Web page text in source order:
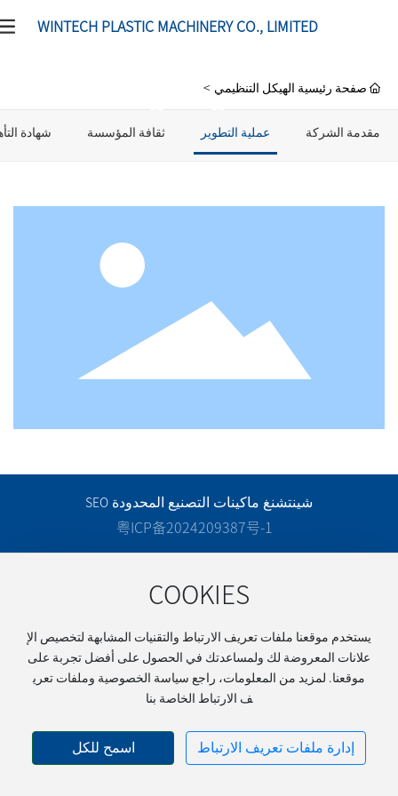
WINTECH PLASTIC MACHINERY CO., LIMITED
عن نحن صفحة رئيسية الهيكل التنظيمي
مقدمة الشركة عملية التطوير ثقافة المؤسسة شهادة
شينتشنغ ماكينات التصنيع المحدودة SEO
粤ICP备2024209387号-1
COOKIES
يستخدم موقعنا ملفات تعريف الارتباط والتقنيات المشابهة لتخصيص الإ
علانات المعروضة لك ولمساعدتك في الحصول على أفضل تجربة على
موقعنا. لمزيد من المعلومات، راجع سياسة الخصوصية وملفات تعري
ف الارتباط الخاصة بنا
إدارة ملفات تعريف الارتباط اسمح للكل